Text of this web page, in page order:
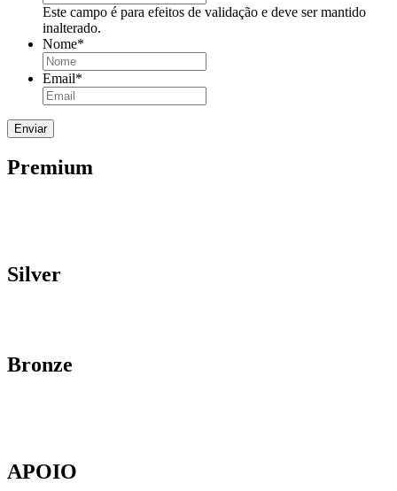
Este campo é para efeitos de validação e deve ser mantido
inalterado.
Nome*
Email*
Premium
Silver
Bronze
APOIO